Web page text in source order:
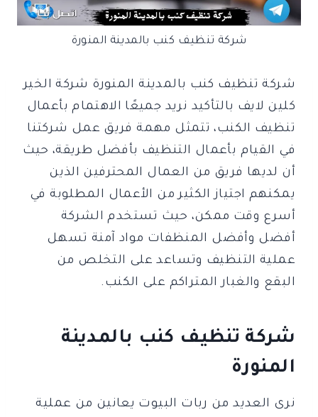
شركة تنظيف كنب بالمدينة المنورة
شركة تنظيف كنب بالمدينة المنورة شركة الخير
كلين لايف بالتأكيد نريد جميعًا الاهتمام بأعمال
تنظيف الكنب، تتمثل مهمة فريق عمل شركتنا
في القيام بأعمال التنظيف بأفضل طريقة، حيث
أن لديها فريق من العمال المحترفين الذين
يمكنهم اجتياز الكثير من الأعمال المطلوبة في
أسرع وقت ممكن، حيث تستخدم الشركة
أفضل وأفضل المنظفات مواد آمنة تسهل
عملية التنظيف وتساعد على التخلص من
البقع والغبار المتراكم على الكنب.
شركة تنظيف كنب بالمدينة
المنورة
نرى العديد من ربات البيوت يعانين من عملية